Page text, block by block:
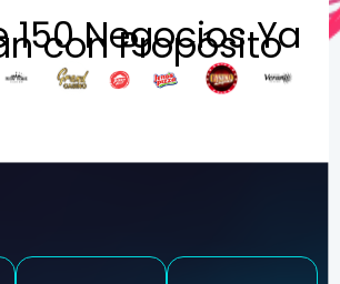
150 Negocios Ya
con Propósito